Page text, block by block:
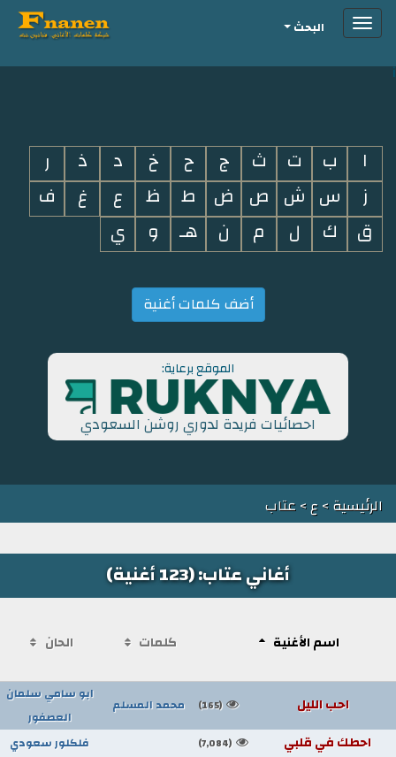
i
Toggleالبحث
ا ب ت ث ج ح خ د ذ
ر
ز
س ش ص ض ط ظ ع غ
ف
ق
ك ل م ن هـ و ي
أضف كلمات أغنية
الموقع برعاية:
احصائيات فريدة لدوري روشن السعودي
الرئيسية>ع> عتاب
أغاني عتاب: (123 أغنية)
اسم الأغنية كلمات الحان
احب الليل (165) محمد المسلم
ابو سامي سلمان
العصفور
احطك في قلبي (7,084) فلكلور سعودي